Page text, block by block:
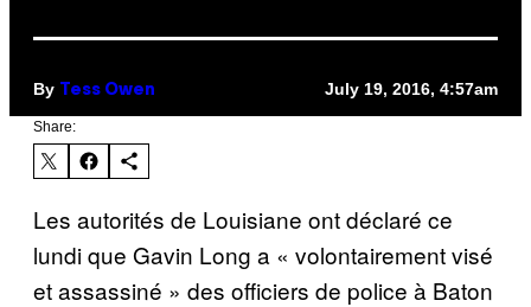
By Tess Owen July 19, 2016, 4:57am
Share:
Les autorités de Louisiane ont déclaré ce
lundi que Gavin Long a « volontairement visé
et assassiné » des officiers de police à Baton